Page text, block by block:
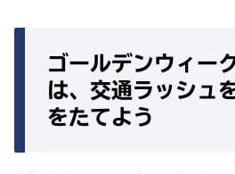
ゴールデンウィー
は、交通ラッシュ
をたてよう